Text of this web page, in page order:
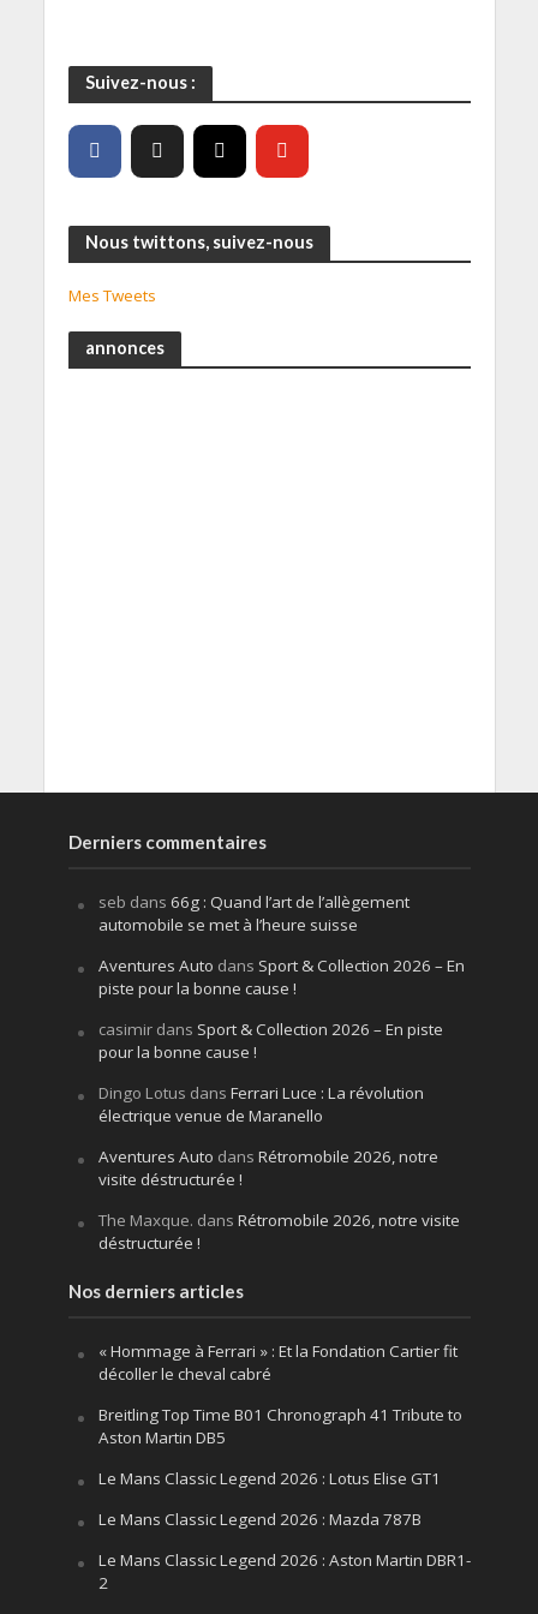
Suivez-nous :
Nous twittons, suivez-nous
Mes Tweets
annonces
Derniers commentaires
seb dans 66g : Quand l’art de l’allègement
automobile se met à l’heure suisse
Aventures Auto dans Sport & Collection 2026 – En
piste pour la bonne cause !
casimirdans Sport & Collection 2026 – En piste
pour la bonne cause !
Dingo Lotus dans Ferrari Luce : La révolution
électrique venue de Maranello
Aventures Auto dans Rétromobile 2026, notre
visite déstructurée !
The Maxque. dans Rétromobile 2026, notre visite
déstructurée !
Nos derniers articles
« Hommage à Ferrari » : Et la Fondation Cartier fit
décoller le cheval cabré
Breitling Top Time B01 Chronograph 41 Tribute to
Aston Martin DB5
Le Mans Classic Legend 2026 : Lotus Elise GT1
Le Mans Classic Legend 2026 : Mazda 787B
Le Mans Classic Legend 2026 : Aston Martin DBR1-
2